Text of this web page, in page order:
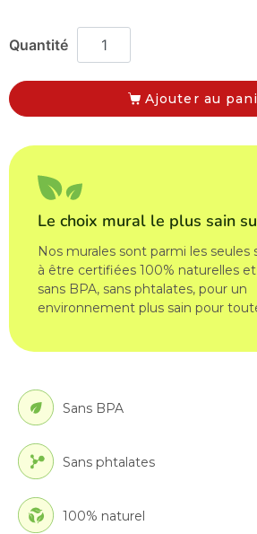
Ajouter au
Le choix mural le plus sain
Nos murales sont parmi les seules
à être certifiées 100% naturelles
sans BPA, sans phtalates, pour un
environnement plus sain pour
Sans BPA
Sans phtalates
100% naturel